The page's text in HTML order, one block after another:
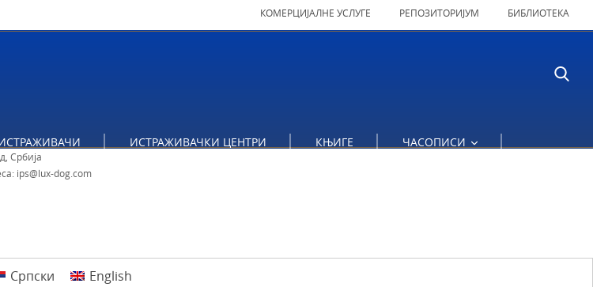
КОМЕРЦИЈАЛНЕ УСЛУГЕ РЕПОЗИТОРИЈУМ БИБЛИОТЕКА
ИСТРАЖИВАЧКИ ЦЕНТРИ КЊИГЕ ЧАСОПИСИ
Србија
ips@lux-dog.com
Српски English